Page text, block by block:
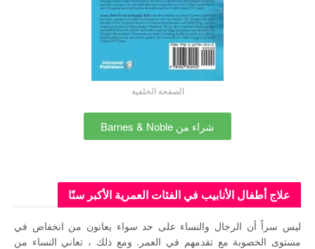
الصفحة الخلفية
شراء من Barnes & Noble
علاج أطفال الأنابيب في الفئات العمرية الأكبر سنًا
ليس سراً أن الرجال والنساء على حد سواء يعانون من انخفاض في
مستوى الخصوبة مع تقدمهم في العمر. ومع ذلك ، تعاني النساء من